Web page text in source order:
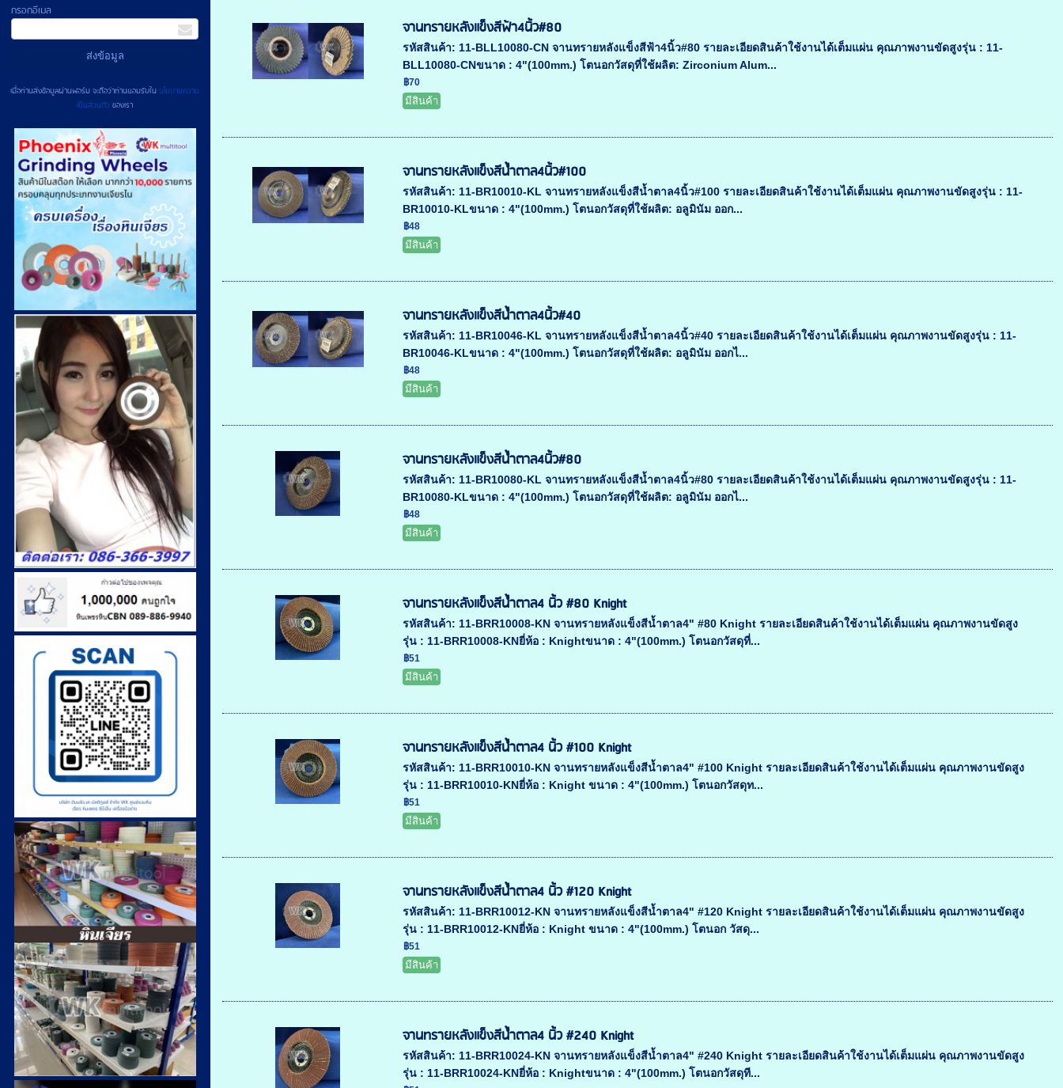
กรอกอีเมล
เมื่อท่านส่งข้อมูลผ่านฟอร์ม จะถือว่าท่านยอมรับในนโยบายความ
เป็นส่วนตัวของเรา
จานทรายหลังแข็งสีฟ้า4นิ้ว#80
รหัสสินค้า: 11-BLL10080-CN จานทรายหลังแข็งสีฟ้า4นิ้ว#80 รายละเอียดสินค้าใช้งานได้เต็มแผ่น คุณภาพงานขัดสูงรุ่น : 11-
BLL10080-CNขนาด : 4"(100mm.) โตนอกวัสดุที่ใช้ผลิต: Zirconium Alum...
฿70
มีสินค้า
จานทรายหลังแข็งสีน้ำตาล4นิ้ว#100
รหัสสินค้า: 11-BR10010-KL จานทรายหลังแข็งสีน้ำตาล4นิ้ว#100 รายละเอียดสินค้าใช้งานได้เต็มแผ่น คุณภาพงานขัดสูงรุ่น : 11-
BR10010-KLขนาด : 4"(100mm.) โตนอกวัสดุที่ใช้ผลิต: อลูมินัม ออก...
฿48
มีสินค้า
จานทรายหลังแข็งสีน้ำตาล4นิ้ว#40
รหัสสินค้า: 11-BR10046-KL จานทรายหลังแข็งสีน้ำตาล4นิ้ว#40 รายละเอียดสินค้าใช้งานได้เต็มแผ่น คุณภาพงานขัดสูงรุ่น : 11-
BR10046-KLขนาด : 4"(100mm.) โตนอกวัสดุที่ใช้ผลิต: อลูมินัม ออกไ...
฿48
มีสินค้า
จานทรายหลังแข็งสีน้ำตาล4นิ้ว#80
รหัสสินค้า: 11-BR10080-KL จานทรายหลังแข็งสีน้ำตาล4นิ้ว#80 รายละเอียดสินค้าใช้งานได้เต็มแผ่น คุณภาพงานขัดสูงรุ่น : 11-
BR10080-KLขนาด : 4"(100mm.) โตนอกวัสดุที่ใช้ผลิต: อลูมินัม ออกไ...
฿48
มีสินค้า
จานทรายหลังแข็งสีน้ำตาล4 นิ้ว #80 Knight
รหัสสินค้า: 11-BRR10008-KN จานทรายหลังแข็งสีน้ำตาล4" #80 Knight รายละเอียดสินค้าใช้งานได้เต็มแผ่น คุณภาพงานขัดสูง
รุ่น : 11-BRR10008-KNยี่ห้อ : Knightขนาด : 4"(100mm.) โตนอกวัสดุที่...
฿51
มีสินค้า
จานทรายหลังแข็งสีน้ำตาล4 นิ้ว #100 Knight
รหัสสินค้า: 11-BRR10010-KN จานทรายหลังแข็งสีน้ำตาล4" #100 Knight รายละเอียดสินค้าใช้งานได้เต็มแผ่น คุณภาพงานขัดสูง
รุ่น : 11-BRR10010-KNยี่ห้อ : Knight ขนาด : 4"(100mm.) โตนอกวัสดุท...
฿51
มีสินค้า
จานทรายหลังแข็งสีน้ำตาล4 นิ้ว #120 Knight
รหัสสินค้า: 11-BRR10012-KN จานทรายหลังแข็งสีน้ำตาล4" #120 Knight รายละเอียดสินค้าใช้งานได้เต็มแผ่น คุณภาพงานขัดสูง
รุ่น : 11-BRR10012-KNยี่ห้อ : Knight ขนาด : 4"(100mm.) โตนอก วัสดุ...
฿51
มีสินค้า
จานทรายหลังแข็งสีน้ำตาล4 นิ้ว #240 Knight
รหัสสินค้า: 11-BRR10024-KN จานทรายหลังแข็งสีน้ำตาล4" #240 Knight รายละเอียดสินค้าใช้งานได้เต็มแผ่น คุณภาพงานขัดสูง
รุ่น : 11-BRR10024-KNยี่ห้อ : Knightขนาด : 4"(100mm.) โตนอกวัสดุที...